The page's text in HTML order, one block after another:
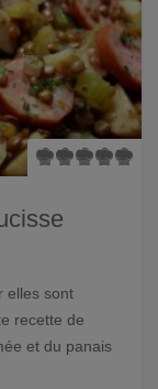
elles sont
recette de
et du panais